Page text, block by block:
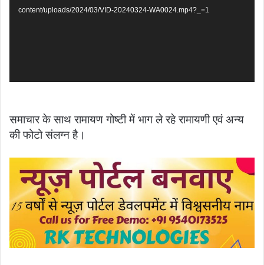
content/uploads/2024/03/VID-20240324-WA0024.mp4?_=1
समाचार के साथ रामायण गोष्टी में भाग ले रहे रामायणी एवं अन्य
की फोटो संलग्न है।